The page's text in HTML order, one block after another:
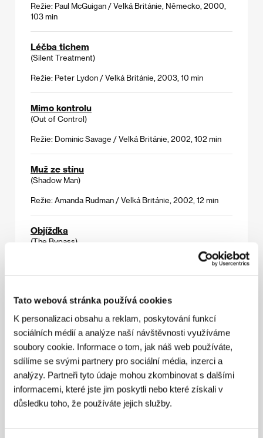
Tato webová stránka používá cookies
K personalizaci obsahu a reklam, poskytování funkcí
sociálních médií a analýze naší návštěvnosti využíváme
soubory cookie. Informace o tom, jak náš web používáte,
sdílíme se svými partnery pro sociální média, inzerci a
analýzy. Partneři tyto údaje mohou zkombinovat s dalšími
informacemi, které jste jim poskytli nebo které získali v
důsledku toho, že používáte jejich služby.
Režie: Paul McGuigan / Velká Británie, Německo, 2000,
103 min
Léčba tichem
(Silent Treatment)
Režie: Peter Lydon / Velká Británie, 2003, 10 min
Mimo kontrolu
(Out of Control)
Režie: Dominic Savage / Velká Británie, 2002, 102 min
Muž ze stínu
(Shadow Man)
Režie: Amanda Rudman / Velká Británie, 2002, 12 min
Objížďka
(The Bypass)
Režie: Amit Kumar / Velká Británie, 2003, 18 min
(Dog)
Režie: Suzie Templeton / Velká Británie, 2001, 6 min
S tebou a bez tebe
(Me Without You)
Režie: Sandra Goldbacher / Velká Británie, 2001, 107 min